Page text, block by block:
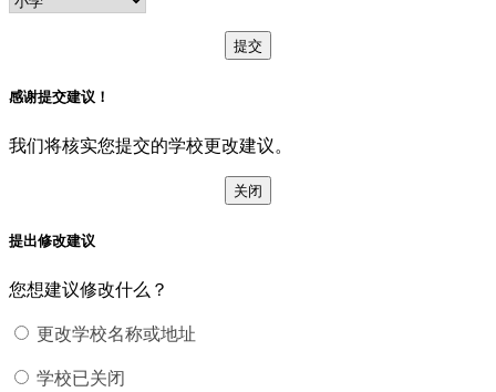
提交
感谢提交建议！
我们将核实您提交的学校更改建议。
关闭
提出修改建议
您想建议修改什么？
更改学校名称或地址
学校已关闭